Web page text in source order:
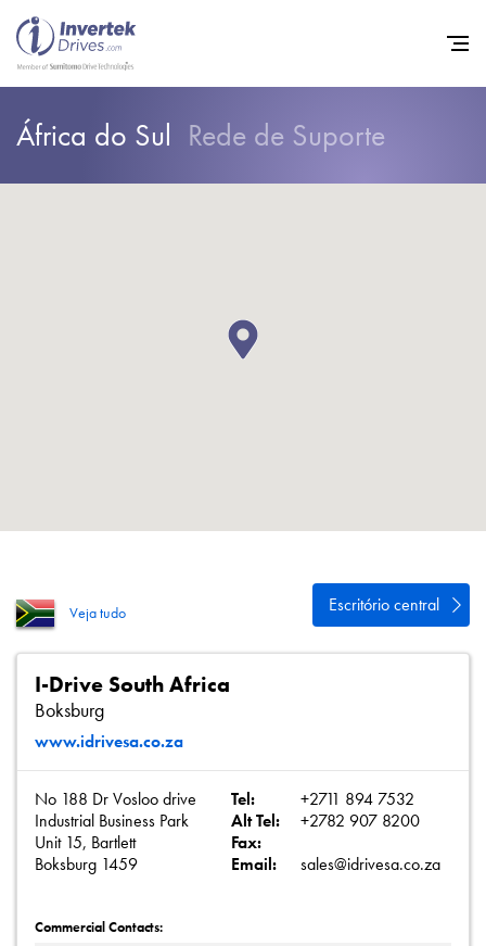
África do Sul Rede de Suporte
Veja tudo Escritório central
I-Drive South Africa
Boksburg
www.idrivesa.co.za
No 188 Dr Vosloo drive
Industrial Business Park
Unit 15, Bartlett
Boksburg 1459
Tel:
+2711 894 7532
Alt Tel:
+2782 907 8200
Fax:
Email:
sales@idrivesa.co.za
Commercial Contacts:
Início
Inversores de frequência
Mapa do site
iSource Logar